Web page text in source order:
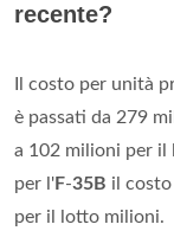
recente?
Il costo per unità
è passati da 279
a 102 milioni per il
per l'F-35B il
per il lotto milioni.